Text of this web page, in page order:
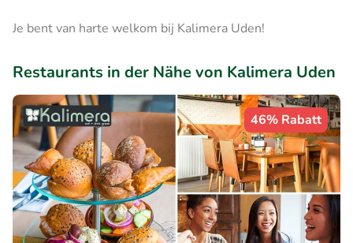
Je bent van harte welkom bij Kalimera Uden!
Restaurants in der Nähe von Kalimera Uden
46% Rabatt